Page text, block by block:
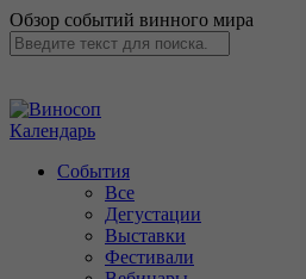
Обзор событий винного мира
Календарь
События
Все
Дегустации
Выставки
Фестивали